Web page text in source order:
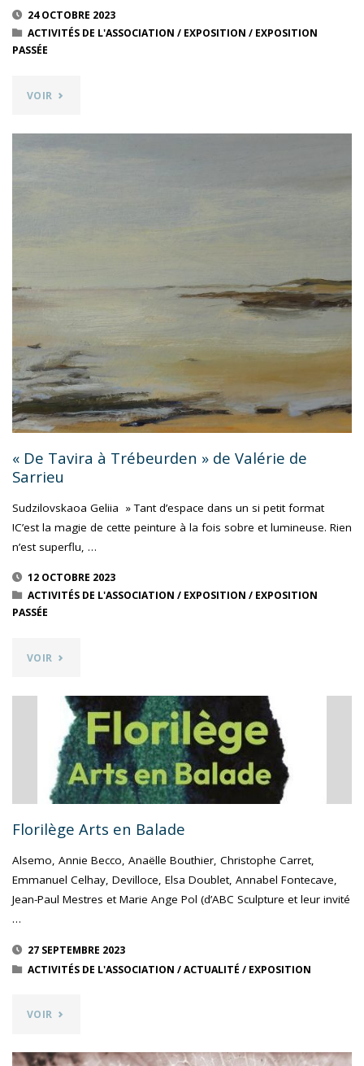
24 OCTOBRE 2023
ACTIVITÉS DE L'ASSOCIATION / EXPOSITION / EXPOSITION
PASSÉE
VOIR "DES
FRANÇOIS
LAURENT
CLARET,
SÉVERINE
FRAYSSE,
BERNARD
PIERRE
RAYMOND"
« De Tavira à Trébeurden » de Valérie de
Sarrieu
Sudzilovskaoa Geliia » Tant d’espace dans un si petit format
!C’est la magie de cette peinture à la fois sobre et lumineuse. Rien
n’est superflu, …
12 OCTOBRE 2023
ACTIVITÉS DE L'ASSOCIATION / EXPOSITION / EXPOSITION
PASSÉE
VOIR "« DE
TRÉBEURDEN »
DE
SARRIEU"
Florilège Arts en Balade
Alsemo, Annie Becco, Anaëlle Bouthier, Christophe Carret,
Emmanuel Celhay, Devilloce, Elsa Doublet, Annabel Fontecave,
Jean-Paul Mestres et Marie Ange Pol (d’ABC Sculpture et leur invité
…
27 SEPTEMBRE 2023
ACTIVITÉS DE L'ASSOCIATION /ACTUALITÉ / EXPOSITION
VOIR "FLORILÈGE